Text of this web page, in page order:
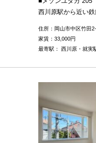
西川原駅から近い
住所：岡山市中区竹田
家賃： 33,000円
最寄駅： 西川原・就実